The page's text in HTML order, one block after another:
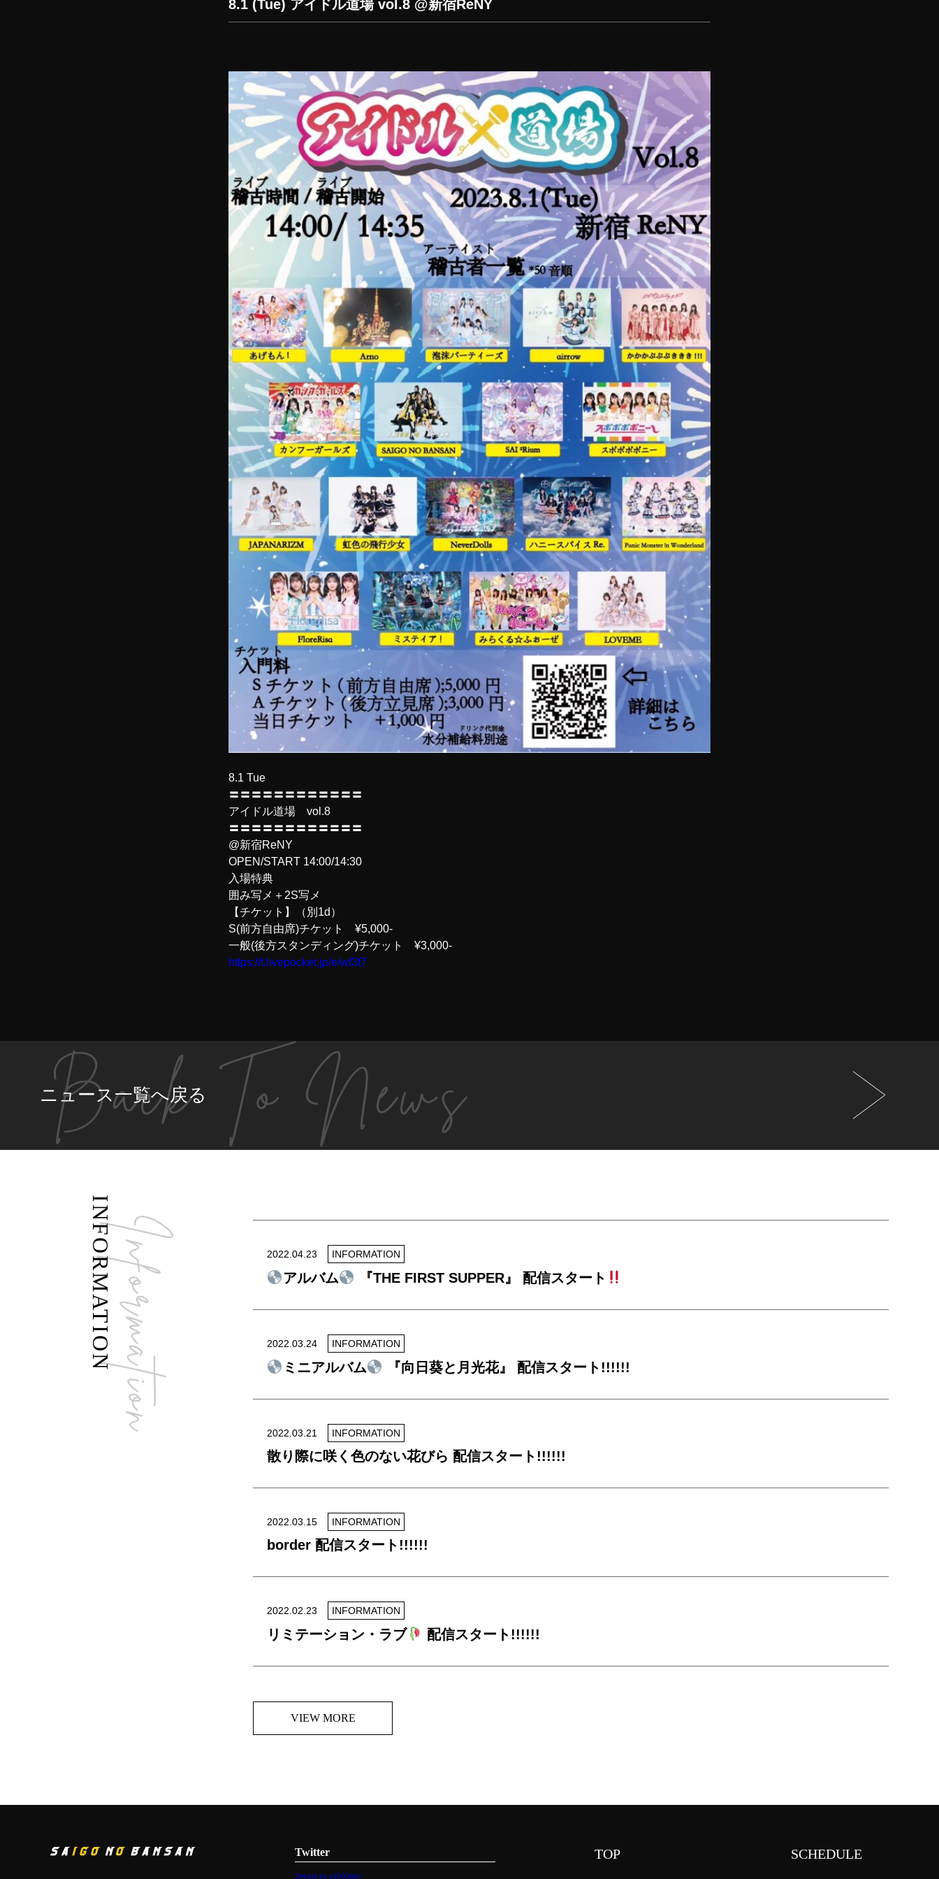
8.1 (Tue) アイドル道場 vol.8 @新宿ReNY
8.1 Tue
〓〓〓〓〓〓〓〓〓〓〓〓
アイドル道場 vol.8
〓〓〓〓〓〓〓〓〓〓〓〓
@新宿ReNY
OPEN/START 14:00/14:30
入場特典
囲み写メ＋2S写メ
【チケット】（別1d）
S(前方自由席)チケット ¥5,000-
一般(後方スタンディング)チケット ¥3,000-
https://t.livepocket.jp/e/wf3t7
ニュース一覧へ戻る
INFORMATION 2022.04.23 INFORMATION
アルバム 『THE FIRST SUPPER』 配信スタート
2022.03.24 INFORMATION
ミニアルバム 『向日葵と月光花』 配信スタート!!!!!!
2022.03.21 INFORMATION
散り際に咲く色のない花びら 配信スタート!!!!!!
2022.03.15 INFORMATION
border 配信スタート!!!!!!
2022.02.23 INFORMATION
リミテーション・ラブ 配信スタート!!!!!!
VIEW MORE
Twitter
Tweets by s1000idol
TOP SCHEDULE